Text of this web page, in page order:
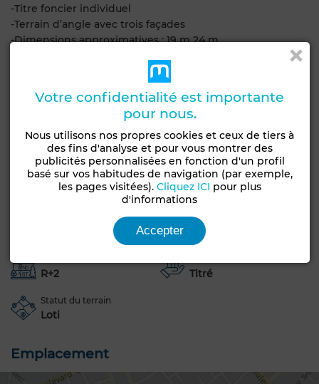
-Titre foncier individuel
-Terrain d’angle avec trois façades
-Dimensions approximatives : 19 m 24 m
-Environnement résidentiel calme et de qualité
Pour toute information complémentaire ou pour
organiser une visite, contactez:
-Tél: 216 24 512 004 / 216 26 577 000
-E-mail: challenge@century21.tn
Caractéristiques générales
Type de terrain
Groupement
d'habitation
R+2 Titré
Statut du terrain
Loti
Emplacement
Votre confidentialité est importante
pour nous.
Nous utilisons nos propres cookies et ceux de tiers à
des fins d'analyse et pour vous montrer des
publicités personnalisées en fonction d'un profil
basé sur vos habitudes de navigation (par exemple,
les pages visitées). Cliquez ICI pour plus
d'informations
Accepter